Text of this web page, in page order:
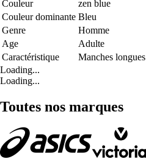
Couleur
zen blue
Couleur dominante Bleu
Genre
Homme
Age
Adulte
Caractéristique
Manches longues
Loading...
Loading...
Toutes nos marques